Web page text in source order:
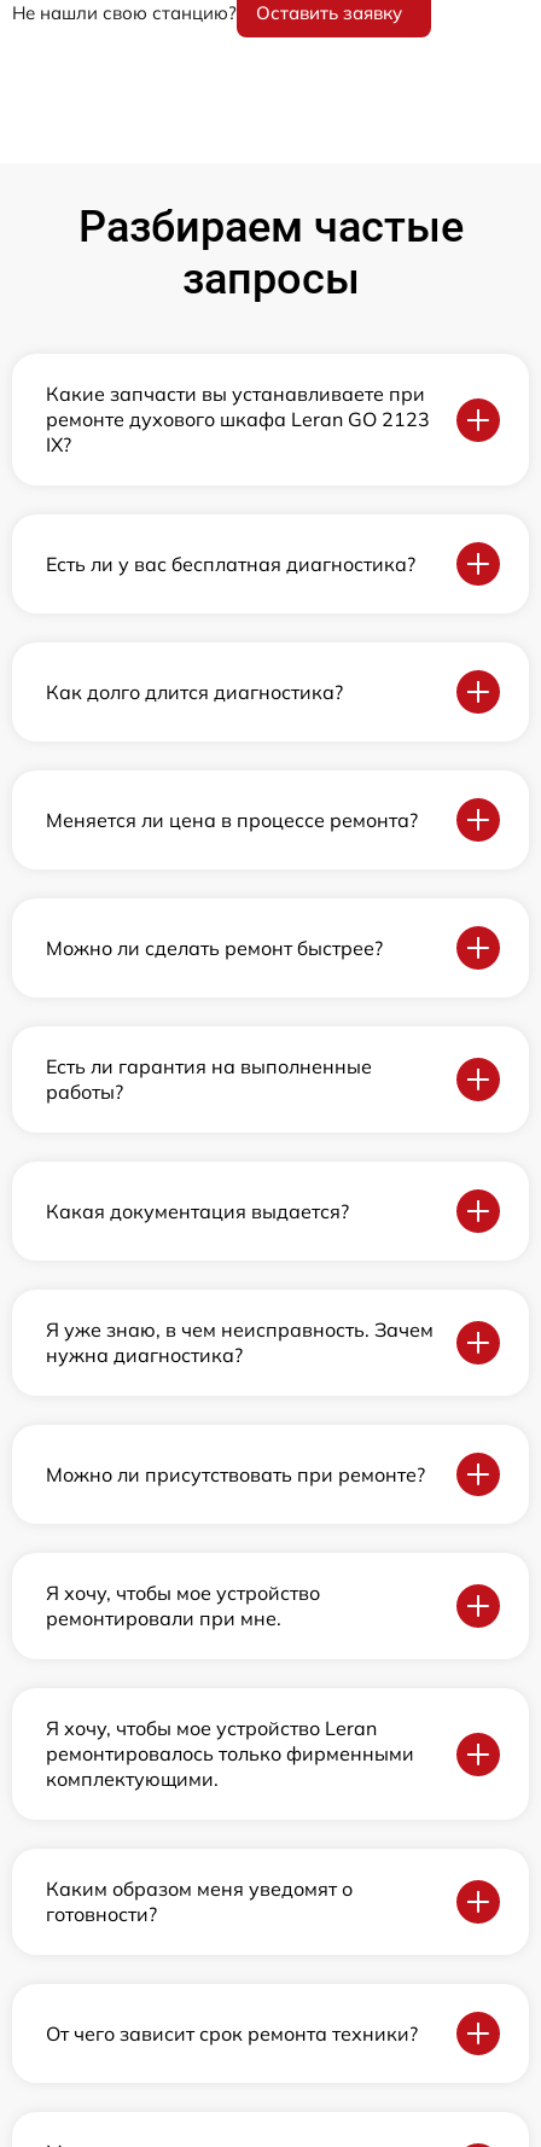
Не нашли свою станцию? Оставить заявку
Разбираем частые
запросы
Какие запчасти вы устанавливаете при
ремонте духового шкафа Leran GO 2123
IX?
Есть ли у вас бесплатная диагностика?
Как долго длится диагностика?
Меняется ли цена в процессе ремонта?
Можно ли сделать ремонт быстрее?
Есть ли гарантия на выполненные
работы?
Какая документация выдается?
Я уже знаю, в чем неисправность. Зачем
нужна диагностика?
Можно ли присутствовать при ремонте?
Я хочу, чтобы мое устройство
ремонтировали при мне.
Я хочу, чтобы мое устройство Leran
ремонтировалось только фирменными
комплектующими.
Каким образом меня уведомят о
готовности?
От чего зависит срок ремонта техники?